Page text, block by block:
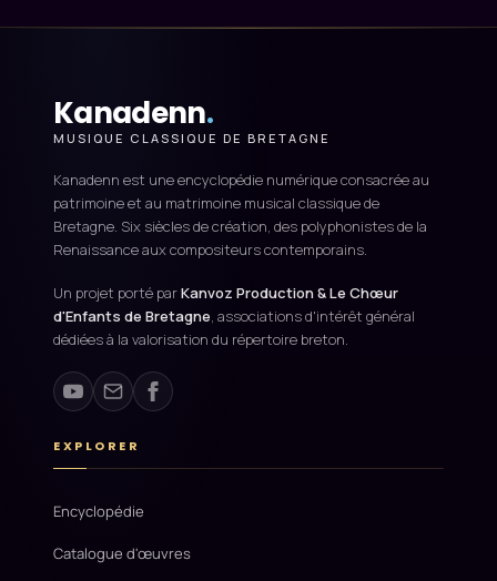
Kanadenn.
MUSIQUE CLASSIQUE DE BRETAGNE
Kanadenn est une encyclopédie numérique consacrée au
patrimoine et au matrimoine musical classique de
Bretagne. Six siècles de création, des polyphonistes de la
Renaissance aux compositeurs contemporains.
Un projet porté parKanvoz Production & Le Chœur
d'Enfants de Bretagne, associations d'intérêt général
dédiées à la valorisation du répertoire breton.
EXPLORER
Encyclopédie
Catalogue d'œuvres